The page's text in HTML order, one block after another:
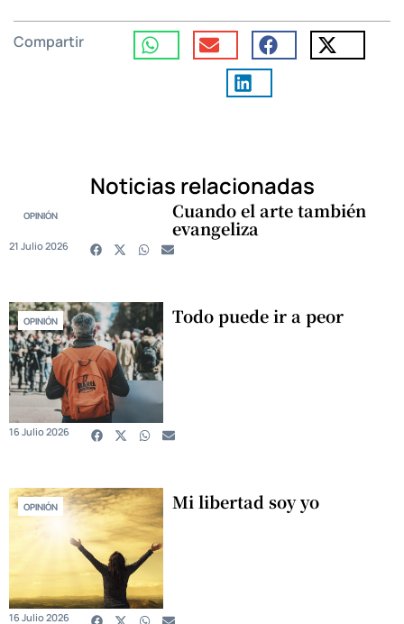
Compartir
Noticias relacionadas
OPINIÓN Cuando el arte también
evangeliza
21 Julio 2026
OPINIÓN Todo puede ir a peor
16 Julio 2026
OPINIÓN Mi libertad soy yo
16 Julio 2026